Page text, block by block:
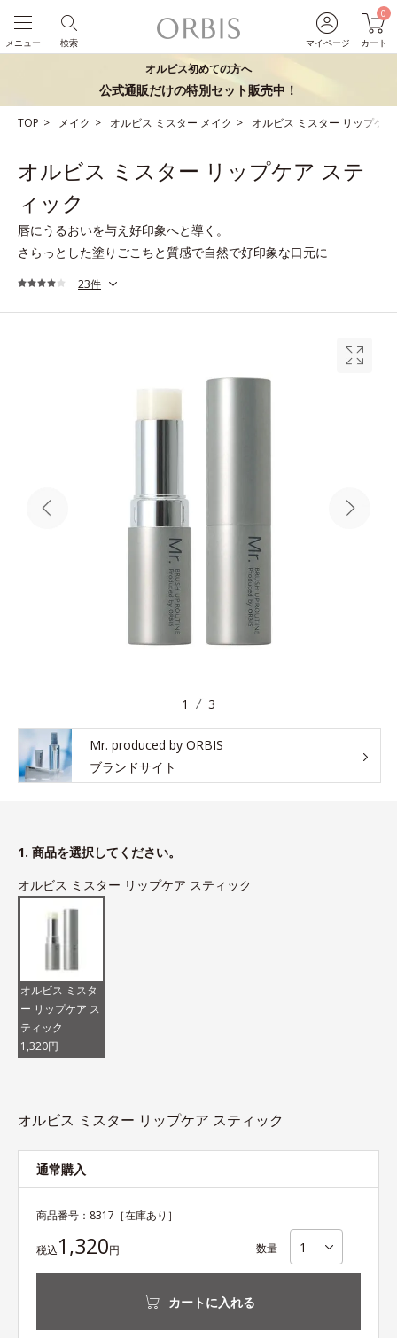
マイページ
0
カート
検索
メニュー
オルビス初めての方へ
公式通販だけの特別セット販売中！
TOP メイク オルビス ミスター メイク オルビス ミスター リップケ
オルビス ミスター リップケア ステ
ィック
唇にうるおいを与え好印象へと導く。
さらっとした塗りごこちと質感で自然で好印象な口元に
23件
1 3
Mr. produced by ORBIS
ブランドサイト
1. 商品を選択してください。
オルビス ミスター リップケア スティック
オルビス ミスタ
ー リップケア ス
ティック
1,320円
オルビス ミスター リップケア スティック
通常購入
商品番号： 8317 ［在庫あり］
税込1,320円 数量
カートに入れる